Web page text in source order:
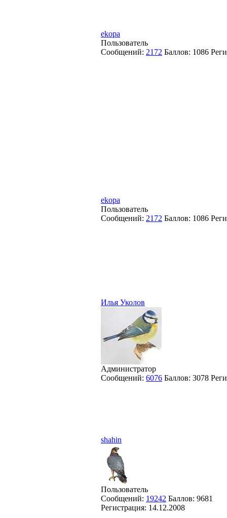
ekopa
Пользователь
Сообщений: 2172 Баллов: 1086
ekopa
Пользователь
Сообщений: 2172 Баллов: 1086
Илья Уколов
Администратор
Сообщений: 6076 Баллов: 3078
shahin
Пользователь
Сообщений: 19242 Баллов: 9681
Регистрация: 14.12.2008